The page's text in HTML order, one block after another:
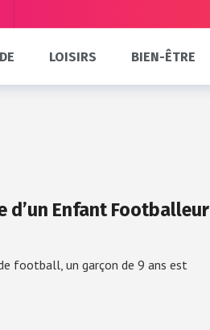
LOISIRS BIEN-ÊTRE
d’un Enfant Footballeur
football, un garçon de 9 ans est